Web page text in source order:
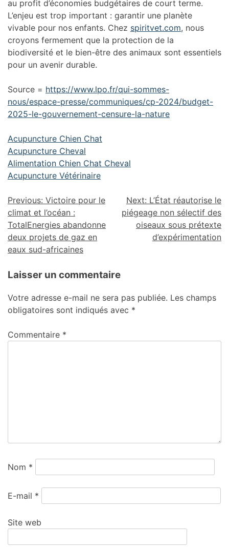
au profit d’économies budgétaires de court terme.
L’enjeu est trop important : garantir une planète
vivable pour nos enfants. Chez spiritvet.com, nous
croyons fermement que la protection de la
biodiversité et le bien-être des animaux sont essentiels
pour un avenir durable.
Source = https://www.lpo.fr/qui-sommes-
nous/espace-presse/communiques/cp-2024/budget-
2025-le-gouvernement-censure-la-nature
Acupuncture Chien Chat
Acupuncture Cheval
Alimentation Chien Chat Cheval
Acupuncture Vétérinaire
Previous: Victoire pour le
climat et l’océan :
TotalEnergies abandonne
deux projets de gaz en
eaux sud-africaines
Next: L’État réautorise le
piégeage non sélectif des
oiseaux sous prétexte
d’expérimentation
Laisser un commentaire
Votre adresse e-mail ne sera pas publiée. Les champs
obligatoires sont indiqués avec *
Commentaire *
Nom *
E-mail *
Site web